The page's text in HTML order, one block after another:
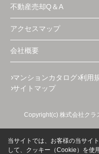
不動産売却Q＆A
アクセスマップ
会社概要
マンションカタログ 利用
サイトマップ
Copyright(c) 株式会社クラ
当サイトでは、お客様の当サイ
して、クッキー（Cookie）を使